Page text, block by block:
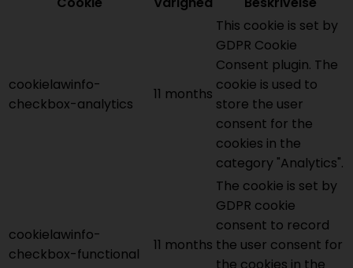
cookielawinfo-
checkbox-analytics
11 months
This cookie is set by
GDPR Cookie
Consent plugin. The
cookie is used to
store the user
consent for the
cookies in the
category "Analytics".
cookielawinfo-
checkbox-functional
11 months
The cookie is set by
GDPR cookie
consent to record
the user consent for